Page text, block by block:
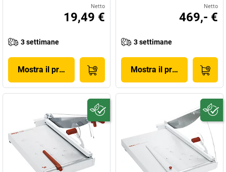
Netto
19,49 €
3 settimane
Mostra il prodotto
Netto
469,- €
3 settimane
Mostra il prodotto